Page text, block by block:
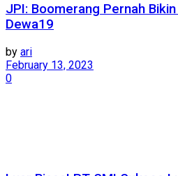
JPI: Boomerang Pernah
Dewa19
by ari
February 13, 2023
0